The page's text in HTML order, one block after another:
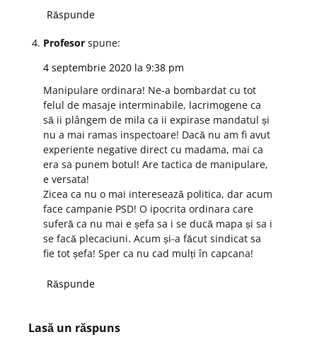
Răspunde
Profesor spune:
4 septembrie 2020 la 9:38 pm
Manipulare ordinara! Ne-a bombardat cu tot
felul de masaje interminabile, lacrimogene ca
să ii plângem de mila ca ii expirase mandatul și
nu a mai ramas inspectoare! Dacă nu am fi avut
experiente negative direct cu madama, mai ca
era sa punem botul! Are tactica de manipulare,
e versata!
Zicea ca nu o mai interesează politica, dar acum
face campanie PSD! O ipocrita ordinara care
suferă ca nu mai e șefa sa i se ducă mapa și sa i
se facă plecaciuni. Acum și-a făcut sindicat sa
fie tot șefa! Sper ca nu cad mulți în capcana!
Răspunde
Lasă un răspuns